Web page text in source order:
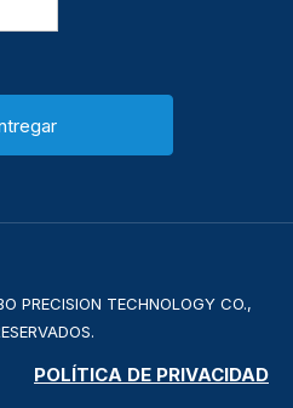
PRECISION TECHNOLOGY CO.,
POLÍTICA DE PRIVACIDAD